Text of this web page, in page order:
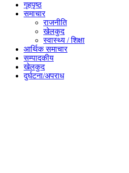
गृहपृष्ठ
समाचार
राजनीति
खेलकुद
स्वास्थ्य / शिक्षा
आर्थिक समाचार
सम्पादकीय
खेलकुद
दुर्घटना/अपराध